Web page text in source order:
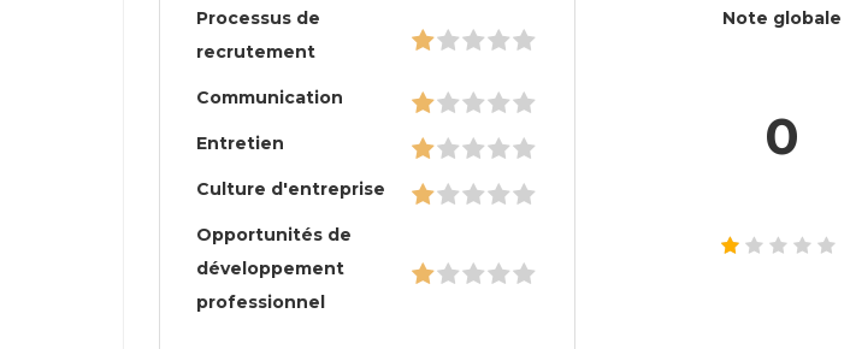
Processus de
recrutement
Communication
Entretien
Culture d'entreprise
Opportunités de
développement
professionnel
Note globale
0